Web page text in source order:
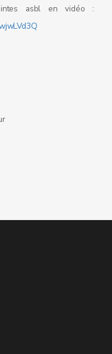
asbl en vidéo :